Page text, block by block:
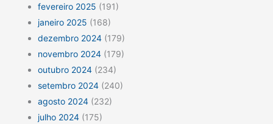
fevereiro 2025 (191)
janeiro 2025 (168)
dezembro 2024 (179)
novembro 2024 (179)
outubro 2024 (234)
setembro 2024 (240)
agosto 2024 (232)
julho 2024 (175)